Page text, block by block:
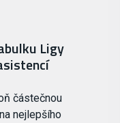
Ligy
částečnou
nejlepšího